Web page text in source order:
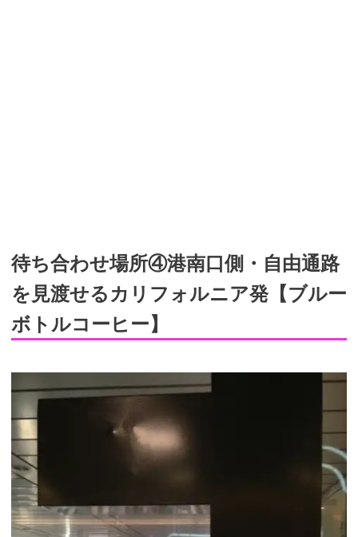
待ち合わせ場所④港南口側・自由通路
を見渡せるカリフォルニア発【ブルー
ボトルコーヒー】